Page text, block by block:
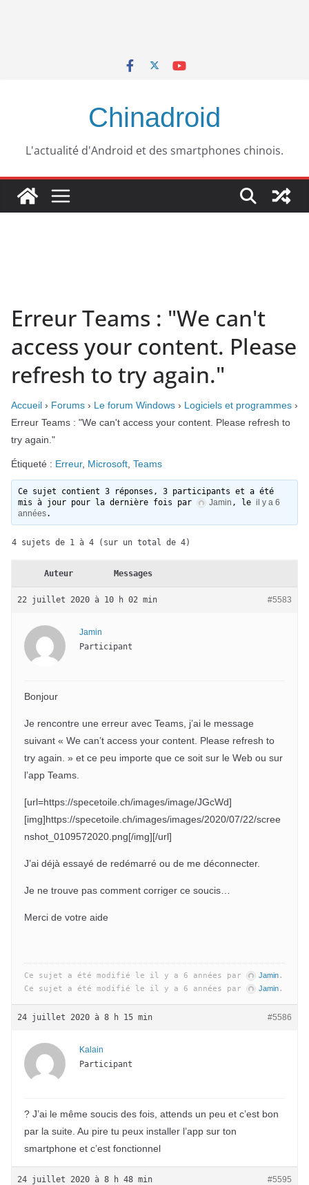
Chinadroid
L'actualité d'Android et des smartphones chinois.
Erreur Teams : "We can't
access your content. Please
refresh to try again."
Accueil › Forums › Le forum Windows › Logiciels et programmes ›
Erreur Teams : "We can't access your content. Please refresh to
try again."
Étiqueté : Erreur, Microsoft Teams
Ce sujet contient 3 réponses, 3 participants et a été
mis à jour pour la dernière fois par
Jamin , leil y a 6
années.
4 sujets de 1 à 4 (sur un total de 4)
Auteur Messages
22 juillet 2020 à 10 h 02 min #5583
Jamin
Participant
Bonjour
Je rencontre une erreur avec Teams, j’ai le message
suivant « We can’t access your content. Please refresh to
try again. » et ce peu importe que ce soit sur le Web ou sur
l’app Teams.
[url=https://specetoile.ch/images/image/JGcWd]
[img]https://specetoile.ch/images/images/2020/07/22/scree
nshot_0109572020.png[/img][/url]
J’ai déjà essayé de redémarré ou de me déconnecter.
Je ne trouve pas comment corriger ce soucis…
Merci de votre aide
Ce sujet a été modifié le il y a 6 années par Jamin.
Ce sujet a été modifié le il y a 6 années par
Jamin.
24 juillet 2020 à 8 h 15 min #5586
Kalain
Participant
? J’ai le même soucis des fois, attends un peu et c’est bon
par la suite. Au pire tu peux installer l’app sur ton
smartphone et c’est fonctionnel
24 juillet 2020 à 8 h 48 min #5595